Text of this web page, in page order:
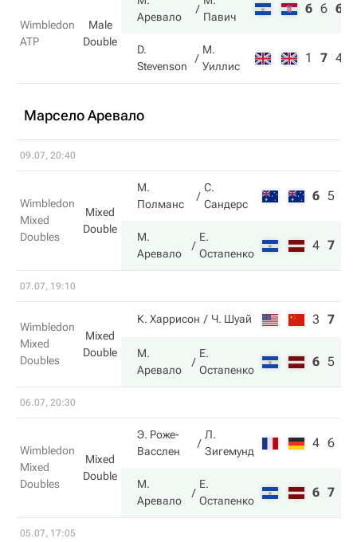
Wimbledon
ATP
Male
Double
Аревало
Павич
6 6 6
D.
Stevenson
М.
Уиллис
1 7 4
Марсело Аревало
09.07, 20:40
Wimbledon
Mixed
Doubles
Mixed
Double
М.
Полманс
С.
Сандерс
6 5
М.
Аревало
Е.
Остапенко
4 7
07.07, 19:10
Wimbledon
Mixed
Doubles
Mixed
Double
К. Харрисон Ч. Шуай 3 7
М.
Аревало
Е.
Остапенко
6 5
06.07, 20:30
Wimbledon
Mixed
Doubles
Mixed
Double
Э. Роже-
Васслен
Л.
Зигемунд
4 6
М.
Аревало
Е.
Остапенко
6 7
05.07, 17:05